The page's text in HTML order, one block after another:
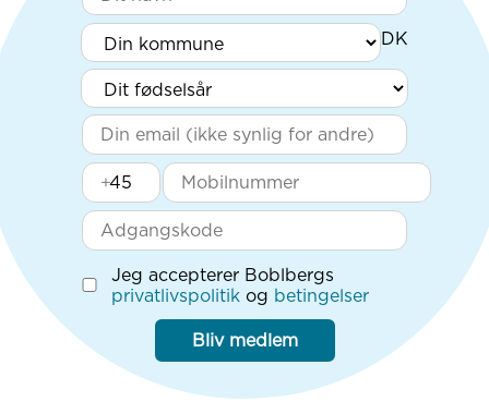
+
Jeg accepterer Boblbergs
privatlivspolitik og betingelser
Bliv medlem